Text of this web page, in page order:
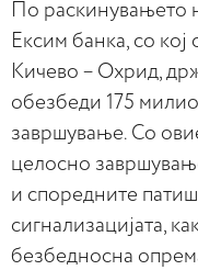
По раскинувањето
Ексим банка, со
Кичево – Охрид,
обезбеди 175
завршување. Со
целосно
и споредните
сигнализацијата,
безбедносна